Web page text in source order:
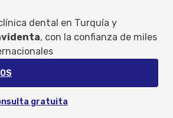
dental en Turquía y
, con la confianza de miles
gratuita